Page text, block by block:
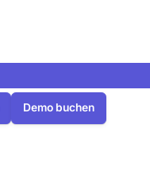
Demo buchen